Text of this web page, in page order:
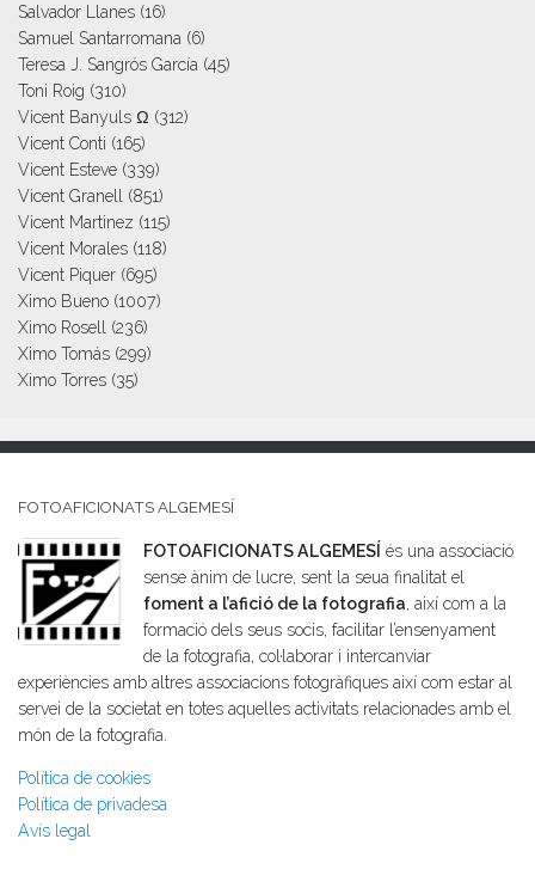
Salvador Llanes (16)
Samuel Santarromana (6)
Teresa J. Sangrós García (45)
Toni Roig (310)
Vicent Banyuls Ω (312)
Vicent Conti (165)
Vicent Esteve (339)
Vicent Granell
(851)
Vicent Martinez (115)
Vicent Morales (118)
Vicent Piquer (695)
Ximo Bueno (1007)
Ximo Rosell
(236)
Ximo Tomás (299)
Ximo Torres (35)
FOTOAFICIONATS ALGEMESÍ
FOTOAFICIONATS ALGEMESÍ és una associació
sense ànim de lucre, sent la seua finalitat el
foment a l’afició de la fotografia, així com a la
formació dels seus socis, facilitar l’ensenyament
de la fotografia, col·laborar i intercanviar
experiències amb altres associacions fotogràfiques així com estar al
servei de la societat en totes aquelles activitats relacionades amb el
món de la fotografia.
Política de cookies
Política de privadesa
Avís legal